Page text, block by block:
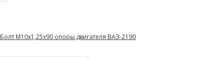
Болт М10х1,25х90 опоры двигателя ВАЗ-2190